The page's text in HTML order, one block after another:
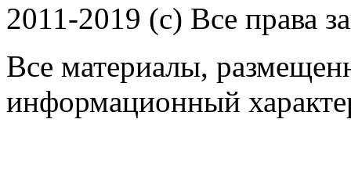
2011-2019 (c) Все права
Все материалы,
информационный